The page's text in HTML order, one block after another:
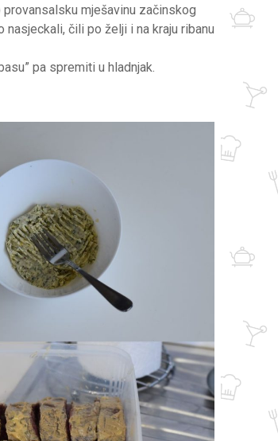
mješavinu začinskog
čili po želji i na kraju ribanu
pa spremiti u hladnjak.